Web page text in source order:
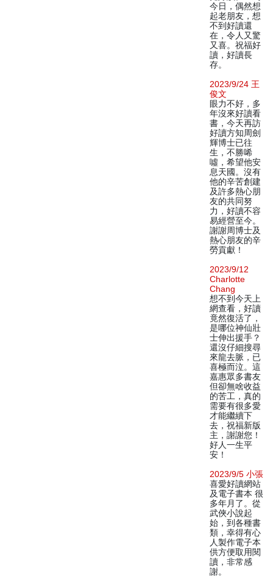
今日，偶然想
起老朋友，想
不到好讀還
在，令人又驚
又喜。祝福好
讀，好讀長
存。
2023/9/24 王
俊文
眼力不好，多
年沒來好讀看
書，今天再訪
好讀方知周劍
輝博士已往
生，不勝唏
噓，希望他安
息天國。沒有
他的辛苦創建
及許多熱心朋
友的共同努
力，好讀不容
易經營至今。
謝謝周博士及
熱心朋友的辛
勞貢獻！
2023/9/12
Charlotte
Chang
想不到今天上
網查看，好讀
竟然復活了，
是哪位神仙壯
士伸出援手？
還沒仔細搜尋
來龍去脈，已
喜極而泣。這
嘉惠眾多書友
但卻無啥收益
的苦工，真的
需要有很多愛
才能繼續下
去，祝福新版
主，謝謝您！
好人一生平
安！
2023/9/5 小張
喜愛好讀網站
及電子書本 很
多年月了。從
武俠小說起
始，到各種書
類，幸得有心
人製作電子本
供方便取用閱
讀，非常感
謝。